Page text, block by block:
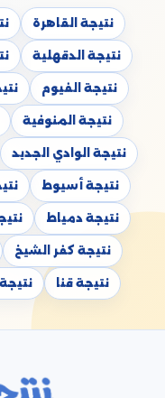
نتيجة القاهرة
نتيجة الدقهلية
نتيجة الفيوم
نتيجة المنوفية
نتيجة الوادي الجديد
نتيجة أسيوط
نتيجة دمياط
نتيجة كفر الشيخ
نتيجة قنا